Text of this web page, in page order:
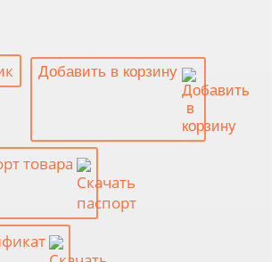
Добавить в корзину
товара